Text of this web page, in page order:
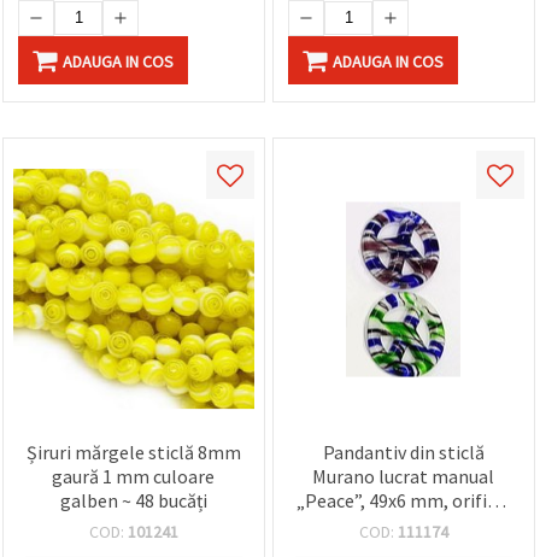
ADAUGA IN COS ADAUGA IN COS
Șiruri mărgele sticlă 8mm
gaură 1 mm culoare
galben ~ 48 bucăți
COD: 101241
Pandantiv din sticlă
Murano lucrat manual
„Peace”, 49x6 mm, orificiu
5 mm, culori mixte,
COD: 111174